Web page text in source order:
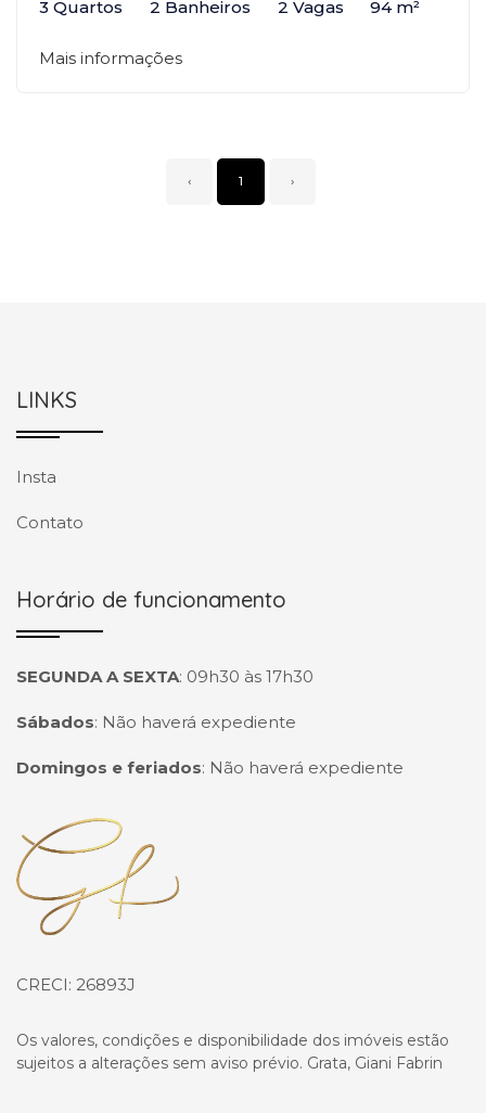
3 Quartos 2 Banheiros 2 Vagas 94 m²
Mais informações
‹ 1 ›
LINKS
Insta
Contato
Horário de funcionamento
SEGUNDA A SEXTA: 09h30 às 17h30
Sábados: Não haverá expediente
Domingos e feriados: Não haverá expediente
Página inicial
CRECI: 26893J
Os valores, condições e disponibilidade dos imóveis estão
sujeitos a alterações sem aviso prévio. Grata, Giani Fabrin